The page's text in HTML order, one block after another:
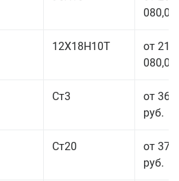
080,00
12Х18Н10Т
от 210
080,00
Ст3
от 36
руб.
Ст20
от 37
руб.